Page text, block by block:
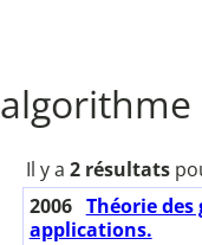
Il y a 2 résultats
2006 Théorie des
applications.